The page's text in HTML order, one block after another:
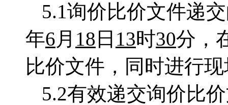
5.1询价比价文件递
年6月 18 日 13时30分，
比价文件，同时进行
5.2有效递交询价比